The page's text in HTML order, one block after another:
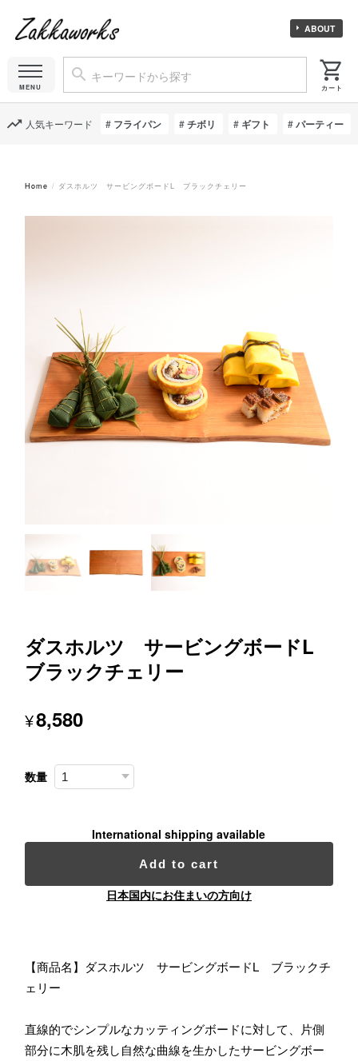
ABOUT
人気キーワード フライパン チボリ ギフト パーティー
Home ダスホルツ サービングボードL ブラックチェリー
ダスホルツ サービングボードL
ブラックチェリー
¥8,580
数量
International shipping available
Add to cart
日本国内にお住まいの方向け
【商品名】ダスホルツ サービングボードL ブラックチ
ェリー
直線的でシンプルなカッティングボードに対して、片側
部分に木肌を残し自然な曲線を生かしたサービングボー